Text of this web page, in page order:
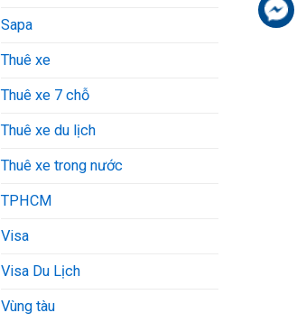
Sapa
Thuê xe
Thuê xe 7 chỗ
Thuê xe du lịch
Thuê xe trong nước
TPHCM
Visa
Visa Du Lịch
Vùng tàu